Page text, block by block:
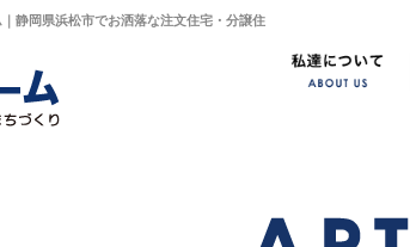
静岡県浜松市でお洒落な注文住宅・分譲住